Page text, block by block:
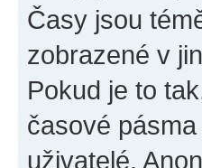
Časy jsou
zobrazené v
Pokud je to
časové
uživatelé.